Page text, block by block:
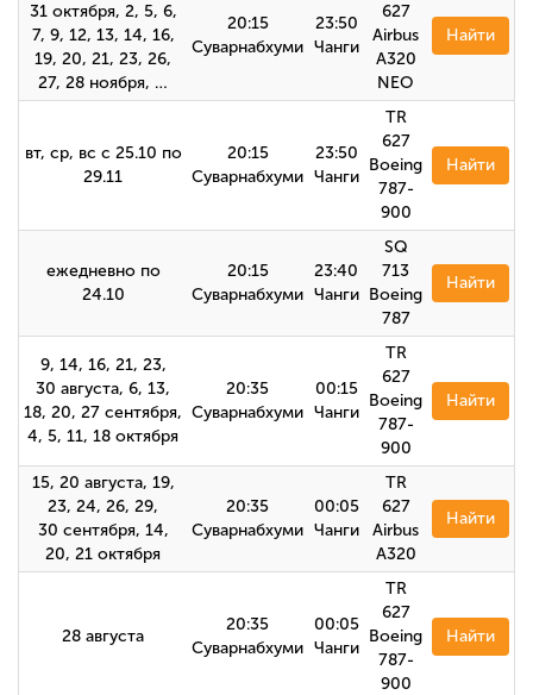
31 октября, 2, 5, 6,
7, 9, 12, 13, 14, 16,
19, 20, 21, 23, 26,
27, 28 ноября, …
20:15
Суварнабхуми
23:50
Чанги
627
Airbus
A320
NEO
Найти
вт, ср, вс с 25.10 по
29.11
20:15
Суварнабхуми
23:50
Чанги
TR
627
Boeing
787-
900
Найти
ежедневно по
24.10
20:15
Суварнабхуми
23:40
Чанги
SQ
713
Boeing
787
Найти
9, 14, 16, 21, 23,
30 августа, 6, 13,
18, 20, 27 сентября,
4, 5, 11, 18 октября
20:35
Суварнабхуми
00:15
Чанги
TR
627
Boeing
787-
900
Найти
15, 20 августа, 19,
23, 24, 26, 29,
30 сентября, 14,
20, 21 октября
20:35
Суварнабхуми
00:05
Чанги
TR
627
Airbus
A320
Найти
28 августа
20:35
Суварнабхуми
00:05
Чанги
TR
627
Boeing
787-
900
Найти